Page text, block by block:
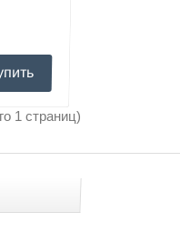
1 страниц)